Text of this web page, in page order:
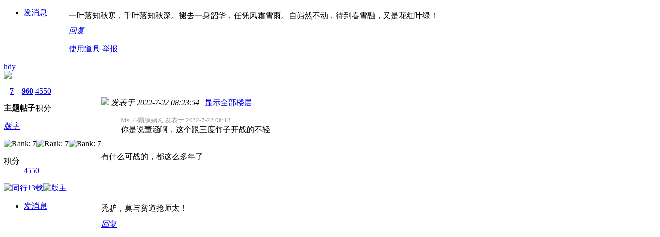
发消息
一叶落知秋寒，千叶落知秋深。褪去一身韶华，任凭风霜雪雨。自岿然不动，待到春雪融，又是花红叶绿！
回复
使用道具 举报
hdy
7
主题
960
帖子
4550
积分
版主
积分
4550
发消息
发表于 2022-7-22 08:23:54 | 显示全部楼层
Ms_/~覇滊娚ん 发表于 2022-7-22 08:13
你是说董涵啊，这个跟三度竹子开战的不轻
有什么可战的，都这么多年了
秃驴，莫与贫道抢师太！
回复